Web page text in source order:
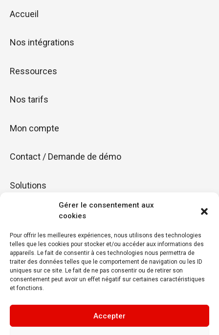
Gérer le consentement aux
cookies
Pour offrir les meilleures expériences, nous utilisons des technologies
telles que les cookies pour stocker et/ou accéder aux informations des
appareils. Le fait de consentir à ces technologies nous permettra de
traiter des données telles que le comportement de navigation ou les ID
uniques sur ce site. Le fait de ne pas consentir ou de retirer son
consentement peut avoir un effet négatif sur certaines caractéristiques
et fonctions.
Accepter
Accueil
Nos intégrations
Ressources
Nos tarifs
Mon compte
Contact / Demande de démo
Solutions
Booster
Rayonner